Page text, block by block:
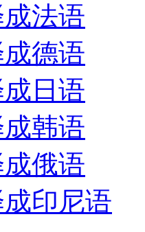
法语
德语
日语
韩语
俄语
印尼语